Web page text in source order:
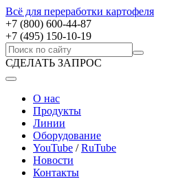
Всё для переработки картофеля
+7 (800) 600-44-87
+7 (495) 150-10-19
СДЕЛАТЬ ЗАПРОС
О нас
Продукты
Линии
Оборудование
YouTube /RuTube
Новости
Контакты